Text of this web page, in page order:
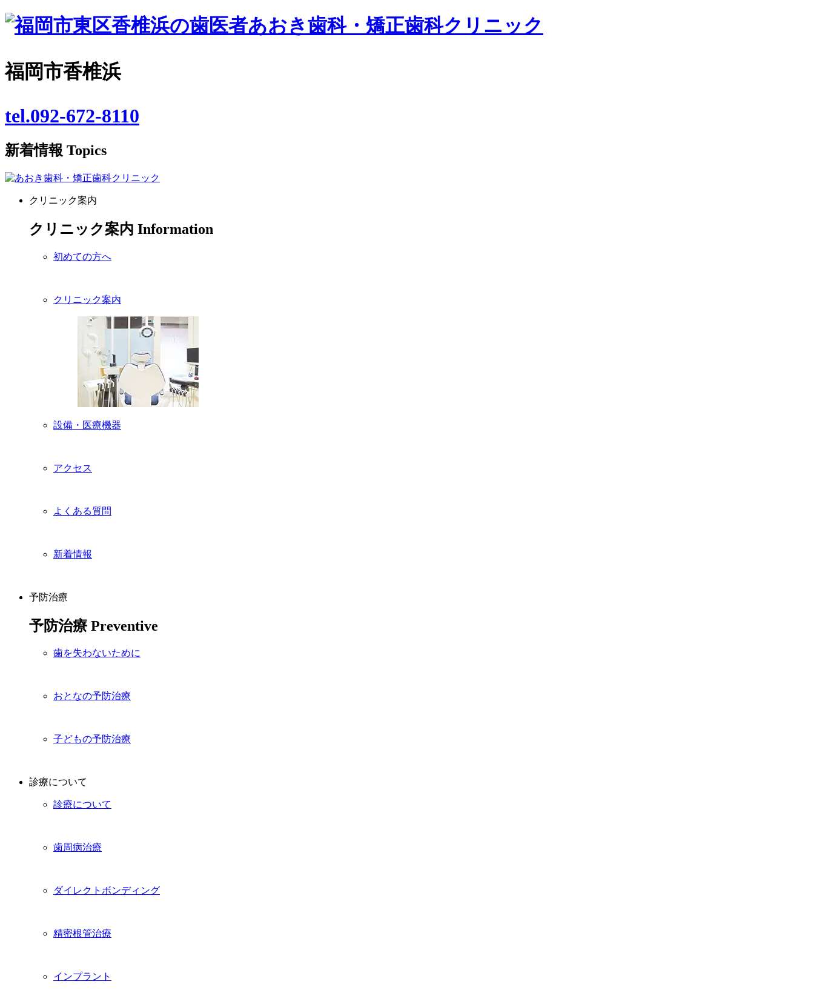
福岡市香椎浜
tel.092-672-8110
新着情報 Topics
クリニック案内
クリニック案内 Information
初めての方へ
クリニック案内
設備・医療機器
アクセス
よくある質問
新着情報
予防治療
予防治療 Preventive
歯を失わないために
おとなの予防治療
子どもの予防治療
診療について
診療について
歯周病治療
ダイレクトボンディング
精密根管治療
インプラント